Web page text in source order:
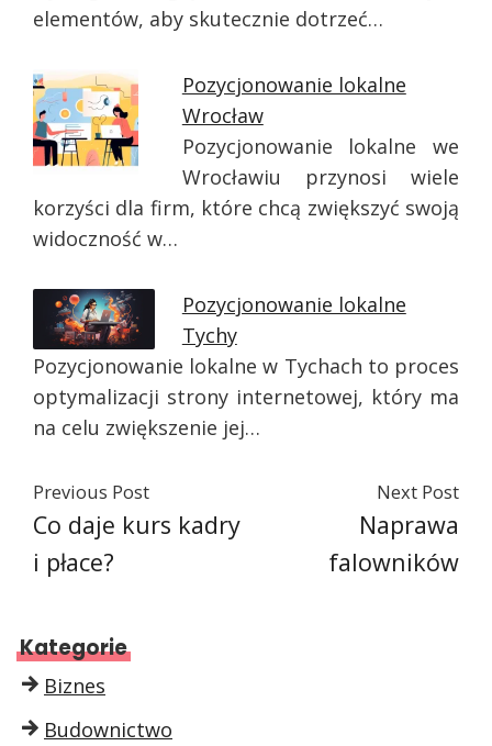
elementów, aby skutecznie dotrzeć…
Pozycjonowanie lokalne
Wrocław
Pozycjonowanie lokalne we
Wrocławiu przynosi wiele
korzyści dla firm, które chcą zwiększyć swoją
widoczność w…
Pozycjonowanie lokalne
Tychy
Pozycjonowanie lokalne w Tychach to proces
optymalizacji strony internetowej, który ma
na celu zwiększenie jej…
Previous Post
Co daje kurs kadry
i płace?
Next Post
Naprawa
falowników
Kategorie
Biznes
Budownictwo